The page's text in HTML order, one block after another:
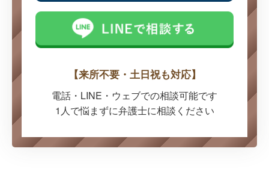
【来所不要・土日祝も対応】
電話・LINE・ウェブでの相談可能です
1人で悩まずに弁護士に相談ください